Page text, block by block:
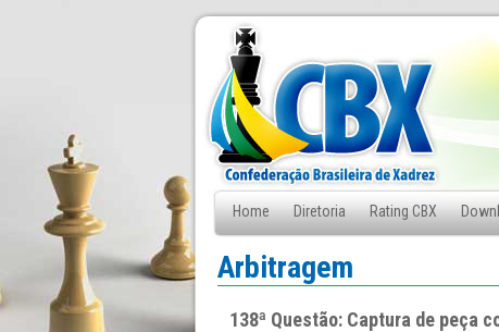
Home Diretoria Rating CBX
Fale Conosco
Arbitragem
138ª Questão: Captura de peça